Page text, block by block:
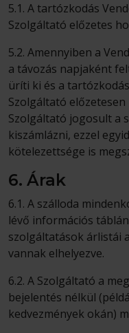
5.1. A tartózkodás
Szolgáltató előzetes
5.2. Amennyiben a
a távozás napjaként
üríti ki és a
Szolgáltató
Szolgáltató jogosult a
kiszámlázni, ezzel
kötelezettsége is
6. Árak
6.1. A szálloda
lévő információs
szolgáltatások árlistái
vannak elhelyezve.
6.2. A Szolgáltató a
bejelentés nélkül
kedvezmények okán)